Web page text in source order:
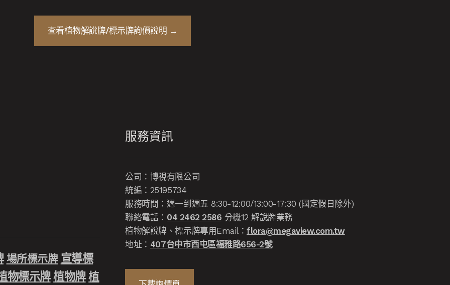
查看植物解說牌/標示牌詢價說明 →
場所標示牌 宣導標
物標示牌 植物牌 植
服務資訊
公司：博視有限公司
統編：25195734
服務時間：週一到週五 8:30-12:00/13:00-17:30 (國定假日除外)
聯絡電話： 04 2462 2586 分機12 解說牌業務
植物解說牌、標示牌專用Email：flora@megaview.com.tw
地址： 407台中市西屯區福雅路656-2號